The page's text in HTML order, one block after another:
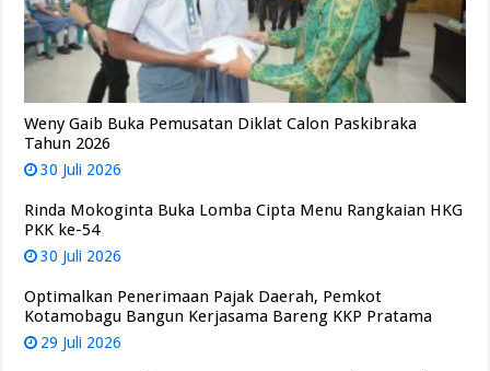
Weny Gaib Buka Pemusatan Diklat Calon Paskibraka
Tahun 2026
30 Juli 2026
Rinda Mokoginta Buka Lomba Cipta Menu Rangkaian HKG
PKK ke-54
30 Juli 2026
Optimalkan Penerimaan Pajak Daerah, Pemkot
Kotamobagu Bangun Kerjasama Bareng KKP Pratama
29 Juli 2026